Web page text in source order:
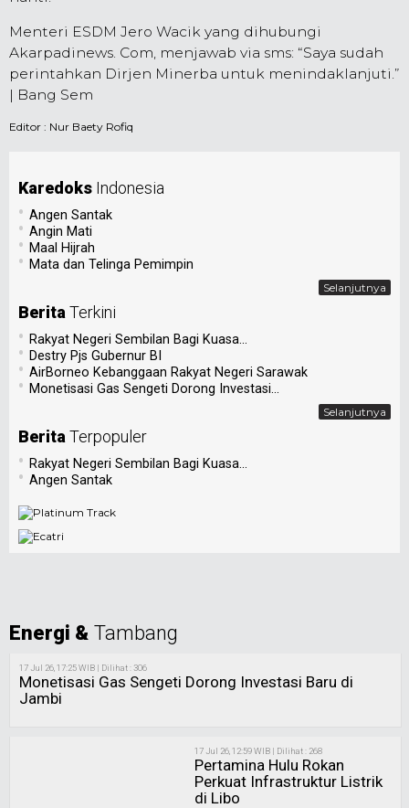
Menteri ESDM Jero Wacik yang dihubungi
Akarpadinews. Com, menjawab via sms: “Saya sudah
perintahkan Dirjen Minerba untuk menindaklanjuti.”
| Bang Sem
Editor : Nur Baety Rofiq
Karedoks Indonesia
• Angen Santak
• Angin Mati
• Maal Hijrah
• Mata dan Telinga Pemimpin
Selanjutnya
Berita Terkini
• Rakyat Negeri Sembilan Bagi Kuasa...
• Destry Pjs Gubernur BI
• AirBorneo Kebanggaan Rakyat Negeri Sarawak
• Monetisasi Gas Sengeti Dorong Investasi...
Selanjutnya
Berita Terpopuler
• Rakyat Negeri Sembilan Bagi Kuasa...
• Angen Santak
Energi & Tambang
17 Jul 26, 17:25 WIB | Dilihat : 306
Monetisasi Gas Sengeti Dorong Investasi Baru di
Jambi
17 Jul 26, 12:59 WIB | Dilihat : 268
Pertamina Hulu Rokan
Perkuat Infrastruktur Listrik
di Libo